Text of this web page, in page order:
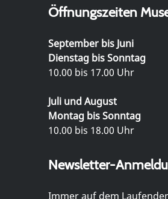
Öffnungszeiten
September bis Juni
Dienstag bis Sonntag
10.00 bis 17.00 Uhr
Juli und August
Montag bis Sonntag
10.00 bis 18.00 Uhr
Newsletter-
Immer auf dem